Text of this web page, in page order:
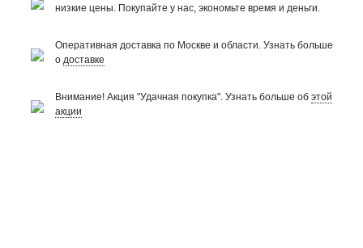
низкие цены. Покупайте у нас, экономьте время и деньги.
Оперативная доставка по Москве и области. Узнать больше
о доставке
Внимание! Акция "Удачная покупка". Узнать больше об этой
акции